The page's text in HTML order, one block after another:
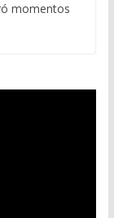
momentos